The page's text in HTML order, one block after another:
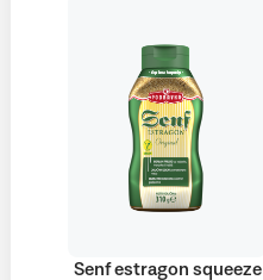
Senf estragon squeeze